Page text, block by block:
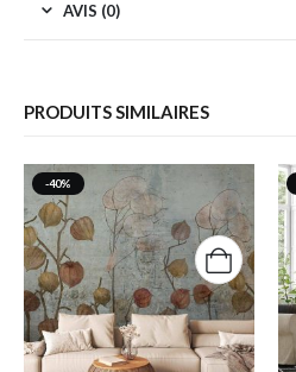
AVIS (0)
PRODUITS SIMILAIRES
-40%